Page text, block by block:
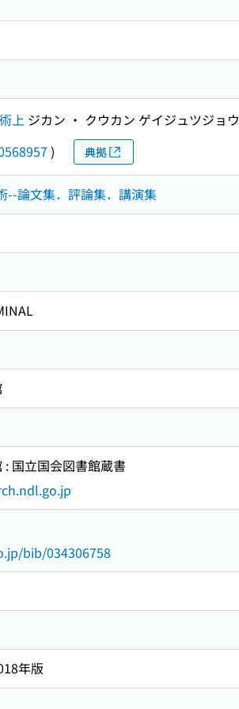
上 ジカン ・ クウカン ゲイジュツジョウ
) 典拠
--論文集．評論集．講演集
: 国立国会図書館蔵書
bib/034306758
年版